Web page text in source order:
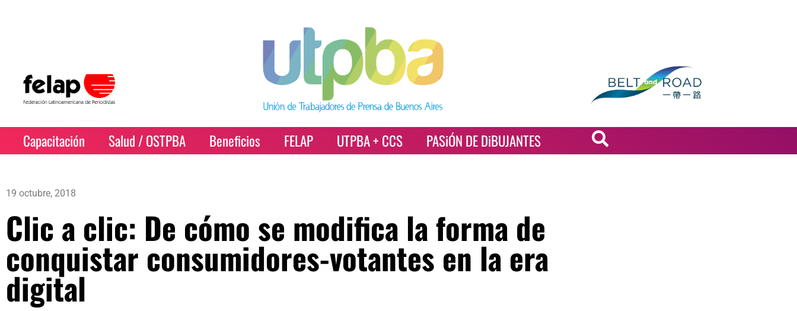
Capacitación Salud / OSTPBA Beneficios FELAP UTPBA + CCS PASiÓN DE DiBUJANTES
19 octubre, 2018
Clic a clic: De cómo se modifica la forma de
conquistar consumidores-votantes en la era
digital